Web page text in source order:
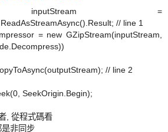
=
// line 1
= new GZipStream(inputStream,
// line 2
SeekOrigin.Begin);
, 從程式碼看
非同步